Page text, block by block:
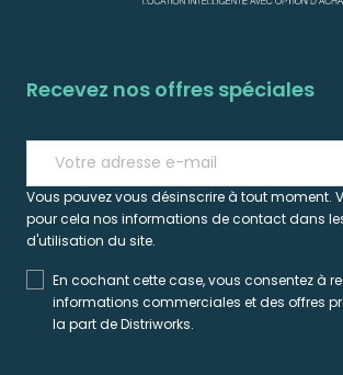
Recevez nos offres spéciales
Vous pouvez vous désinscrire à tout moment.
pour cela nos informations de contact dans
d'utilisation du site.
En cochant cette case, vous consentez à
informations commerciales et des offres
la part de Distriworks.